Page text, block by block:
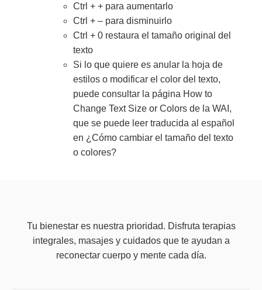
Ctrl + + para aumentarlo
Ctrl + – para disminuirlo
Ctrl + 0 restaura el tamaño original del
texto
Si lo que quiere es anular la hoja de
estilos o modificar el color del texto,
puede consultar la página How to
Change Text Size or Colors de la WAI,
que se puede leer traducida al español
en ¿Cómo cambiar el tamaño del texto
o colores?
Tu bienestar es nuestra prioridad. Disfruta terapias
integrales, masajes y cuidados que te ayudan a
reconectar cuerpo y mente cada día.